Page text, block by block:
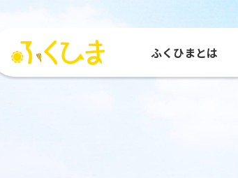
ふくひまとは